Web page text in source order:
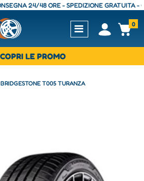
24/48 ORE - SPEDIZIONE GRATUITA -
Open0
LE PROMO
T005 TURANZA